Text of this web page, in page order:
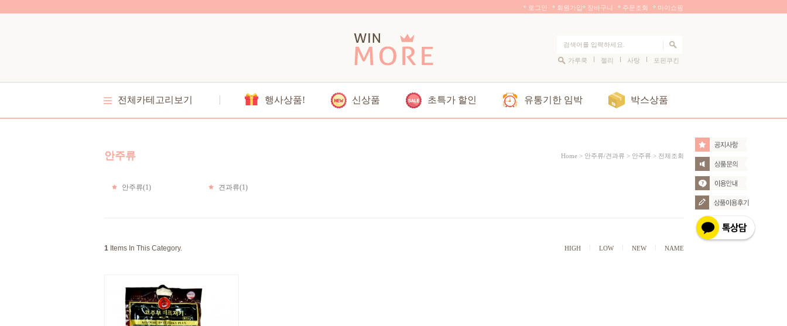
로그인 회원가입 장바구니 주문조회 마이쇼핑
가루쿡 젤리 사탕 포핀쿠킨
전체카테고리보기 행사상품! 신상품 초특가 할인 유통기한 임박 박스상품
안주류 Home > 안주류/견과류 > 안주류 > 전체조회
안주류(1) 견과류(1)
1Items In This Category. HIGH LOW NEW NAME